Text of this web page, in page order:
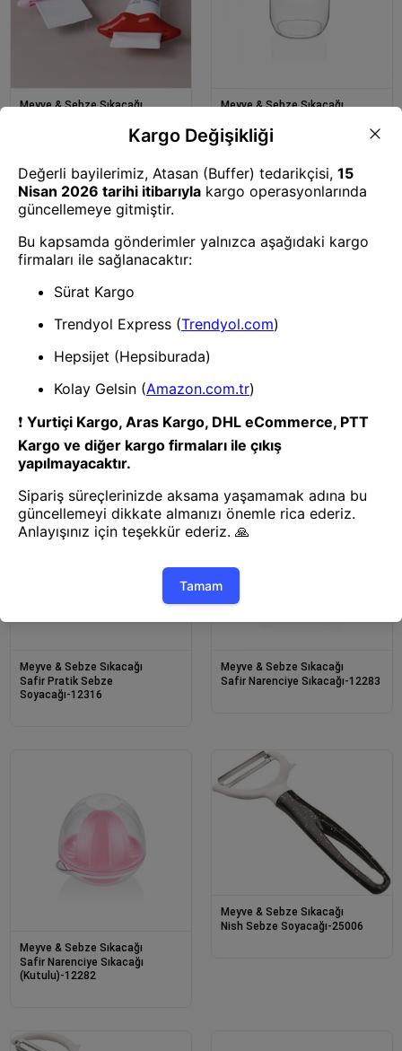
Meyve & Sebze Sıkacağı
Meyve & Sebze Sıkacağı
Cc-12388
Meyve & Sebze Sıkacağı
Safir Dikey Sebze
Soyacağı-12318
Meyve & Sebze Sıkacağı
Safir Klasik Sebze
Meyve & Sebze Sıkacağı
Safir Pratik Sebze
Soyacağı-12316
Meyve & Sebze Sıkacağı
Safir Narenciye Sıkacağı-12283
Meyve & Sebze Sıkacağı
Safir Narenciye Sıkacağı
(Kutulu)-12282
Meyve & Sebze Sıkacağı
Nish Sebze Soyacağı-25006